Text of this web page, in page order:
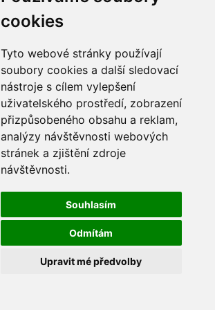
cookies
Tyto webové stránky používají
soubory cookies a další sledovací
nástroje s cílem vylepšení
uživatelského prostředí, zobrazení
přizpůsobeného obsahu a reklam,
analýzy návštěvnosti webových
stránek a zjištění zdroje
návštěvnosti.
Souhlasím
Odmítám
Upravit mé předvolby